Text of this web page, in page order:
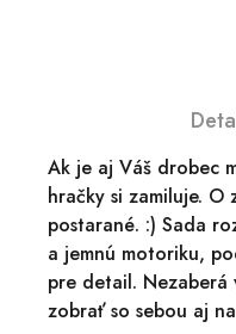
Ak je aj Váš drobec
hračky si zamiluje.
postarané. :) Sada
a jemnú motoriku,
pre detail. Nezaberá
zobrať so sebou aj